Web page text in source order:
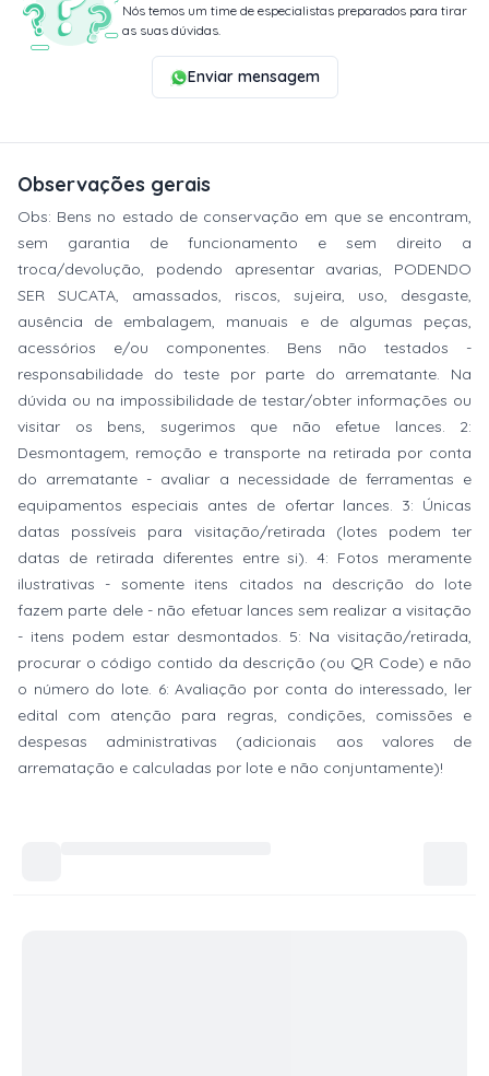
Nós temos um time de especialistas preparados para tirar
as suas dúvidas.
Enviar mensagem
Observações gerais
Obs: Bens no estado de conservação em que se encontram,
sem garantia de funcionamento e sem direito a
troca/devolução, podendo apresentar avarias, PODENDO
SER SUCATA, amassados, riscos, sujeira, uso, desgaste,
ausência de embalagem, manuais e de algumas peças,
acessórios e/ou componentes. Bens não testados -
responsabilidade do teste por parte do arrematante. Na
dúvida ou na impossibilidade de testar/obter informações ou
visitar os bens, sugerimos que não efetue lances. 2:
Desmontagem, remoção e transporte na retirada por conta
do arrematante - avaliar a necessidade de ferramentas e
equipamentos especiais antes de ofertar lances. 3: Únicas
datas possíveis para visitação/retirada (lotes podem ter
datas de retirada diferentes entre si). 4: Fotos meramente
ilustrativas - somente itens citados na descrição do lote
fazem parte dele - não efetuar lances sem realizar a visitação
- itens podem estar desmontados. 5: Na visitação/retirada,
procurar o código contido da descrição (ou QR Code) e não
o número do lote. 6: Avaliação por conta do interessado, ler
edital com atenção para regras, condições, comissões e
despesas administrativas (adicionais aos valores de
arrematação e calculadas por lote e não conjuntamente)!